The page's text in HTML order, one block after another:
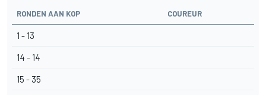
RONDEN AAN KOP COUREUR
1 - 13
14 - 14
15 - 35